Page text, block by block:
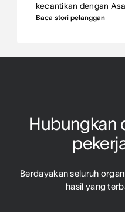
kecantikan dengan
Baca stori pelanggan
Hubungkan
Berdayakan seluruh
hasil yang